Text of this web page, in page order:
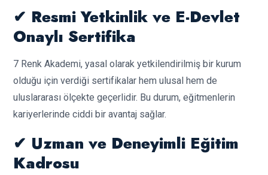
✔ Resmi Yetkinlik ve E-Devlet
Onaylı Sertifika
7 Renk Akademi, yasal olarak yetkilendirilmiş bir kurum
olduğu için verdiği sertifikalar hem ulusal hem de
uluslararası ölçekte geçerlidir. Bu durum, eğitmenlerin
kariyerlerinde ciddi bir avantaj sağlar.
✔ Uzman ve Deneyimli Eğitim
Kadrosu